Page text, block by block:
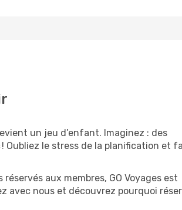
un jeu d’enfant. Imaginez : des
Oubliez le stress de la planification et
aux membres, GO Voyages est
avec nous et découvrez pourquoi